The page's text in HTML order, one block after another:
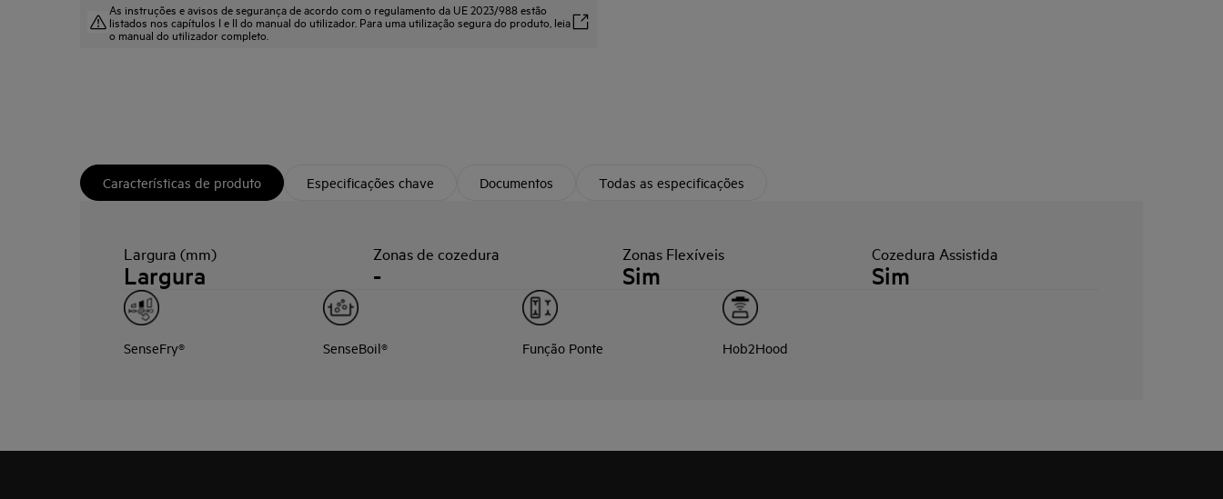
As instruções e avisos de segurança de acordo com o regulamento da UE 2023/988 estão
listados nos capítulos I e II do manual do utilizador. Para uma utilização segura do produto, leia
o manual do utilizador completo.
Características de produto Especificações chave Documentos Todas as especificações
Largura (mm)
Largura
Zonas de cozedura
-
Zonas Flexíveis
Sim
Cozedura Assistida
Sim
SenseFry® SenseBoil® Função Ponte Hob2Hood